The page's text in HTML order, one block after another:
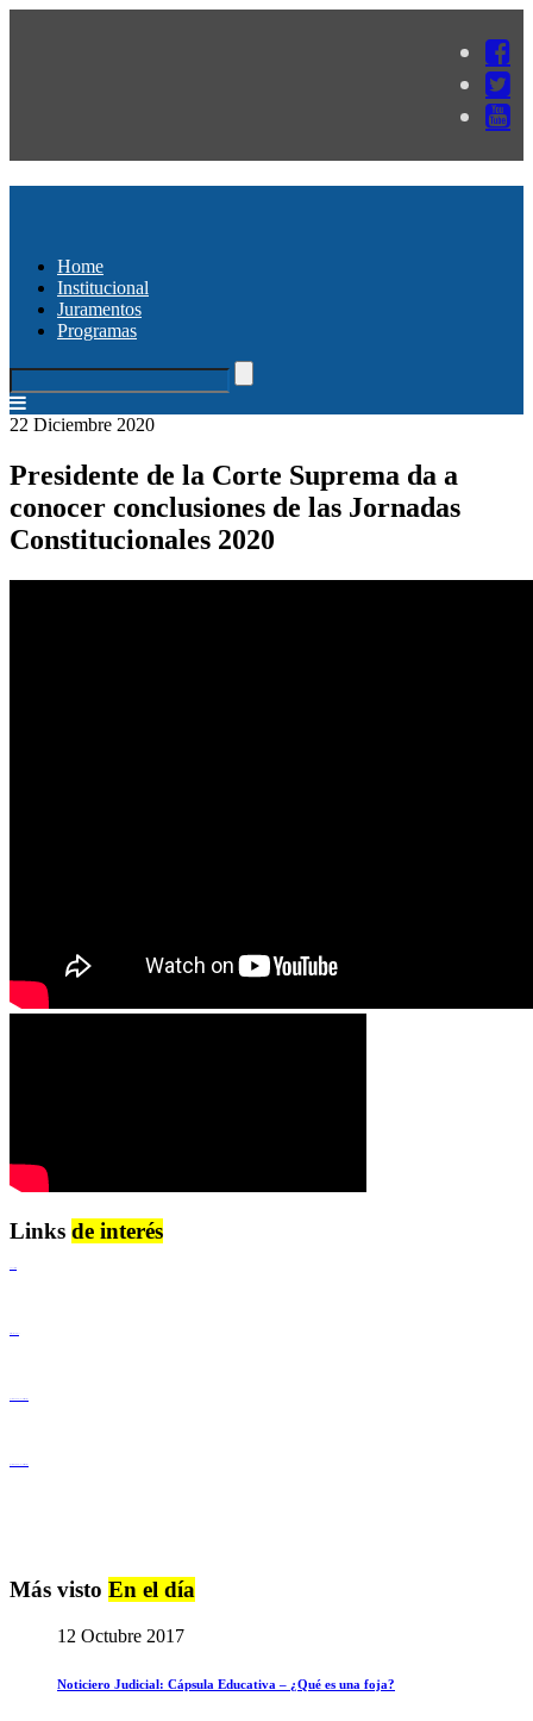
Home
Institucional
Juramentos
Programas
22 Diciembre 2020
Presidente de la Corte Suprema da a
conocer conclusiones de las Jornadas
Constitucionales 2020
Links de interés
Más visto En el día
12 Octubre 2017
Noticiero Judicial: Cápsula Educativa – ¿Qué es una foja?